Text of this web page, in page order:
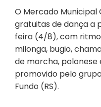
O Mercado Municipal
gratuitas de dança a
feira (4/8), com
milonga, bugio,
de marcha, polonese
promovido pelo
Fundo (RS).